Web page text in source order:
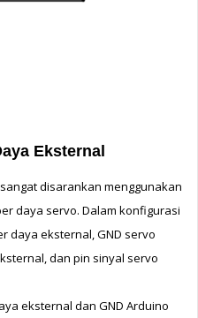
Eksternal
disarankan menggunakan
daya servo. Dalam konfigurasi
daya eksternal, GND servo
dan pin sinyal servo
eksternal dan GND Arduino